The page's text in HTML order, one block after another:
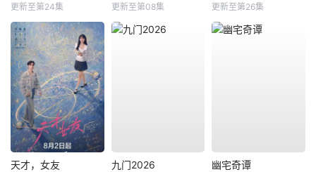
更新至第24集 更新至第08集 更新至第26集
天才，女友 九门2026 幽宅奇谭